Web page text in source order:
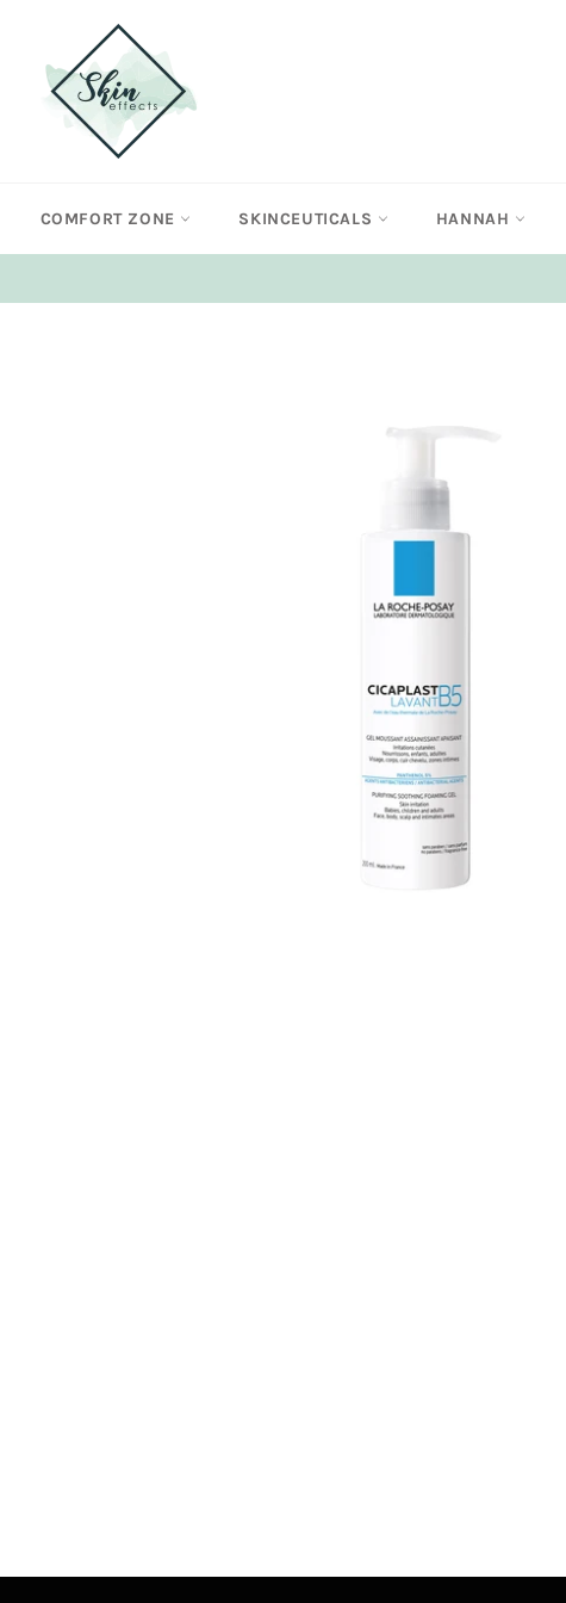
content
COMFORT ZONE SKINCEUTICALS HANNAH